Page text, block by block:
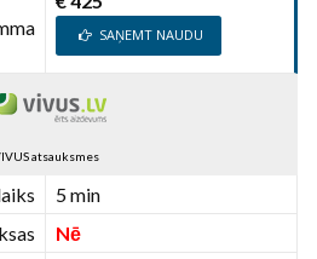
SAŅEMT NAUDU
atsauksmes
5 min
Nē